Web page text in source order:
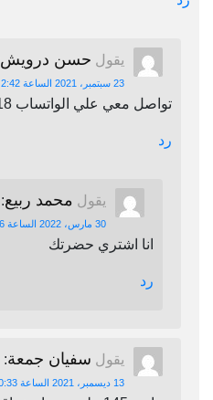
يقول حسن درويش
23 سبتمبر، 2021 الساعة 2:42 ص
تواصل معي علي الواتساب 00249905364318
رد
يقول محمد ربيع:
30 مارس، 2022 الساعة 1:56 م
انا اشتري حضرتك
رد
يقول سفيان جمعة:
13 ديسمبر، 2021 الساعة 10:33 ص